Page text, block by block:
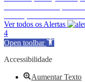
Ver todos os Alertas
4
Open toolbar
Accessibilidade
Aumentar Texto